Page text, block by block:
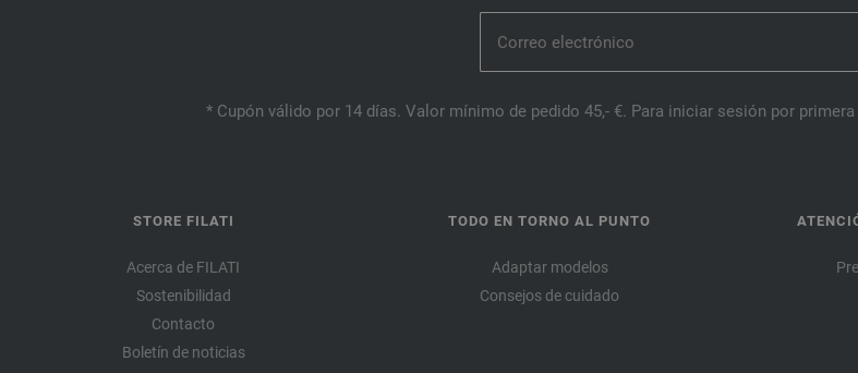
* Cupón válido por 14 días. Valor mínimo de pedido 45,- €. Para iniciar sesión por
STORE FILATI
Acerca de FILATI
Sostenibilidad
Contacto
Boletín de noticias
TODO EN TORNO AL PUNTO
Adaptar modelos
Consejos de cuidado